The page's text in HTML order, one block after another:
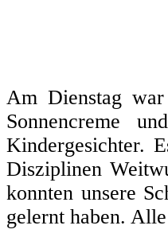
Am Dienstag
Sonnencreme
Kindergesichter.
Disziplinen
konnten unsere
gelernt haben.